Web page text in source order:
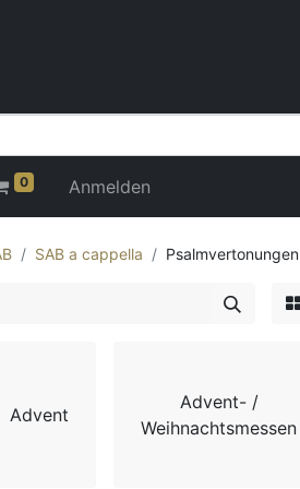
0 Anmelden
SAB a cappella Psalmvertonungen
Advent
Advent- /
Weihnachtsmessen